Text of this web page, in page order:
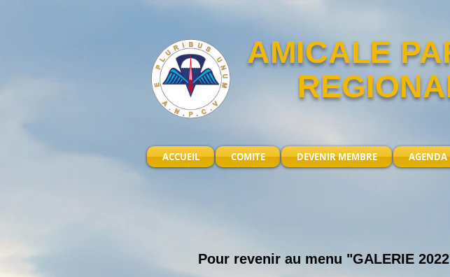
AMICALE
ACCUEIL COMITE DEVENIR MEMBRE AGENDA
Pour revenir au menu "GALERIE